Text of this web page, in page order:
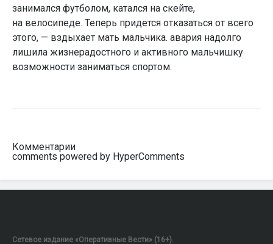
занимался футболом, катался на скейте,
на велосипеде. Теперь придется отказаться от всего
этого, — вздыхает мать мальчика. авария надолго
лишила жизнерадостного и активного мальчишку
возможности заниматься спортом.
Комментарии
comments powered by HyperComments
Сетевое издание «Оперативные Вести» (16+).